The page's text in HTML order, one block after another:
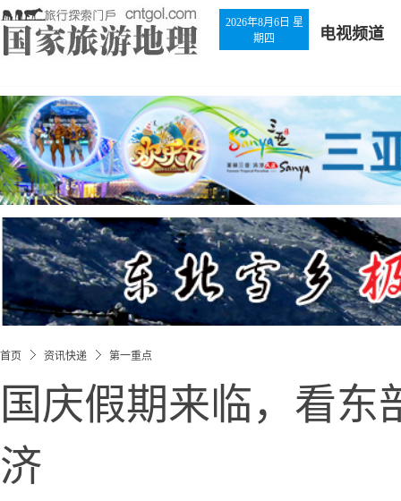
2026年8月6日 星
期四
电视频道
首页 资讯快递 第一重点
国庆假期来临，看东
济